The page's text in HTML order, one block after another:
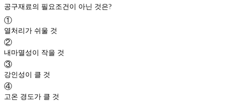
①
열처리가 쉬울 것
②
내마멸성이 작을 것
③
강인성이 클 것
④
고온 경도가 클 것